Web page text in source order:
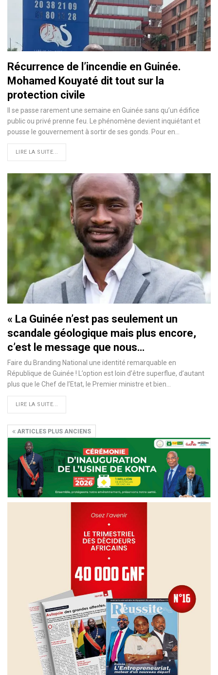
Récurrence de l’incendie en Guinée.
Mohamed Kouyaté dit tout sur la
protection civile
Il se passe rarement une semaine en Guinée sans qu’un édifice
public ou privé prenne feu. Le phénomène devient inquiétant et
pousse le gouvernement à sortir de ses gonds. Pour en…
LIRE LA SUITE...
« La Guinée n’est pas seulement un
scandale géologique mais plus encore,
c’est le message que nous…
Faire du Branding National une identité remarquable en
République de Guinée ! L’option est loin d’être superflue, d’autant
plus que le Chef de l’Etat, le Premier ministre et bien…
LIRE LA SUITE...
ARTICLES PLUS ANCIENS